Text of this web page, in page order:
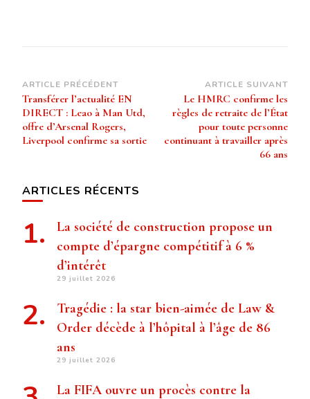
Navigation
d’article
ARTICLE PRÉCÉDENT
Transférer l’actualité EN
DIRECT : Leao à Man Utd,
offre d’Arsenal Rogers,
Liverpool confirme sa sortie
ARTICLE SUIVANT
Le HMRC confirme les
règles de retraite de l’État
pour toute personne
continuant à travailler après
66 ans
ARTICLES RÉCENTS
La société de construction propose un
compte d’épargne compétitif à 6 %
d’intérêt
29 juillet 2026
Tragédie : la star bien-aimée de Law &
Order décède à l’hôpital à l’âge de 86
ans
29 juillet 2026
La FIFA ouvre un procès contre la